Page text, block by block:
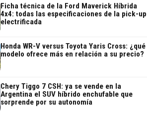
Ficha técnica de la Ford Maverick Híbrida
4x4: todas las especificaciones de la pick-up
electrificada
Honda WR-V versus Toyota Yaris Cross: ¿qué
modelo ofrece más en relación a su precio?
Chery Tiggo 7 CSH: ya se vende en la
Argentina el SUV híbrido enchufable que
sorprende por su autonomía